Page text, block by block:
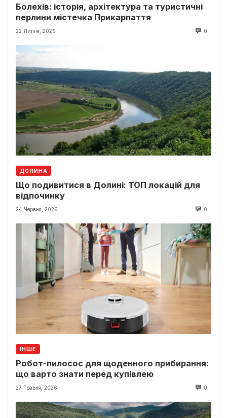
Болехів: історія, архітектура та туристичні
перлини містечка Прикарпаття
22 Липня, 2026 0
ДОЛИНА
Що подивитися в Долині: ТОП локацій для
відпочинку
24 Червня, 2026 0
ІНШЕ
Робот-пилосос для щоденного прибирання:
що варто знати перед купівлею
27 Травня, 2026 0